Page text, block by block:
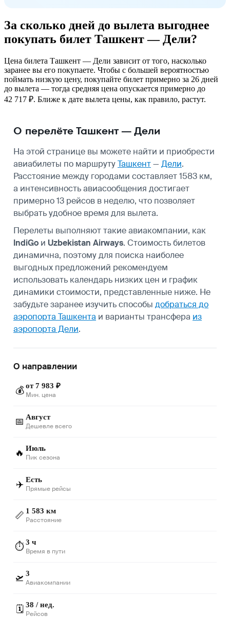
За сколько дней до вылета выгоднее
покупать билет Ташкент — Дели?
Цена билета Ташкент — Дели зависит от того, насколько
заранее вы его покупаете. Чтобы с большей вероятностью
поймать низкую цену, покупайте билет примерно за 26 дней
до вылета — тогда средняя цена опускается примерно до
42 717 ₽. Ближе к дате вылета цены, как правило, растут.
О перелёте Ташкент — Дели
На этой странице вы можете найти и приобрести
авиабилеты по маршрутуТашкент— Дели.
Расстояние между городами составляет 1583 км,
а интенсивность авиасообщения достигает
примерно 13 рейсов в неделю, что позволяет
выбрать удобное время для вылета.
Перелеты выполняют такие авиакомпании, как
IndiGo и Uzbekistan Airways. Стоимость билетов
динамична, поэтому для поиска наиболее
выгодных предложений рекомендуем
использовать календарь низких цен и график
динамики стоимости, представленные ниже. Не
забудьте заранее изучить способы добраться до
аэропорта Ташкента и варианты трансфера из
аэропорта Дели.
О направлении
💰 от 7 983 ₽
Мин. цена
📅 Август
Дешевле всего
🔥 Июль
Пик сезона
✈️ Есть
Прямые рейсы
📏 1 583 км
Расстояние
⏱️3 ч
Время в пути
🛫 3
Авиакомпании
🗓️ 38 / нед.
Рейсов